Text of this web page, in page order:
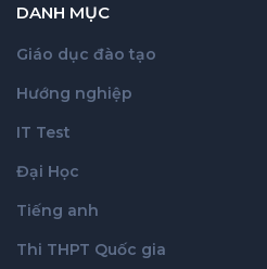
DANH MỤC
Giáo dục đào tạo
Hướng nghiệp
IT Test
Đại Học
Tiếng anh
Thi THPT Quốc gia